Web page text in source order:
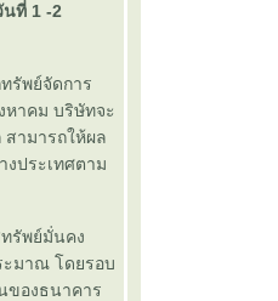
ที่ 1 -2
รัพย์จัดการ
หาคม บริษัทจะ
ามารถให้ผล
ประเทศตาม
รัพย์มั่นคง
ะมาณ โดยรอบ
ของธนาคาร